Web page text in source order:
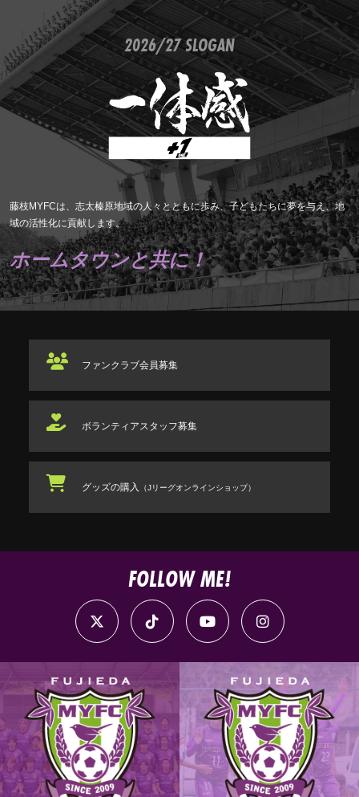
2026/27 SLOGAN
藤枝MYFCは、志太榛原地域の人々とともに歩み、子どもたちに夢を与え、地
域の活性化に貢献します。
ホームタウンと共に！
ファンクラブ会員募集
ボランティアスタッフ募集
グッズの購入 （Jリーグオンラインショップ）
FOLLOW ME!